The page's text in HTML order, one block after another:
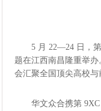
5 月 22—24 日，第
题在江西南昌隆重举
会汇聚全国顶尖高校
华文众合携第 9XC